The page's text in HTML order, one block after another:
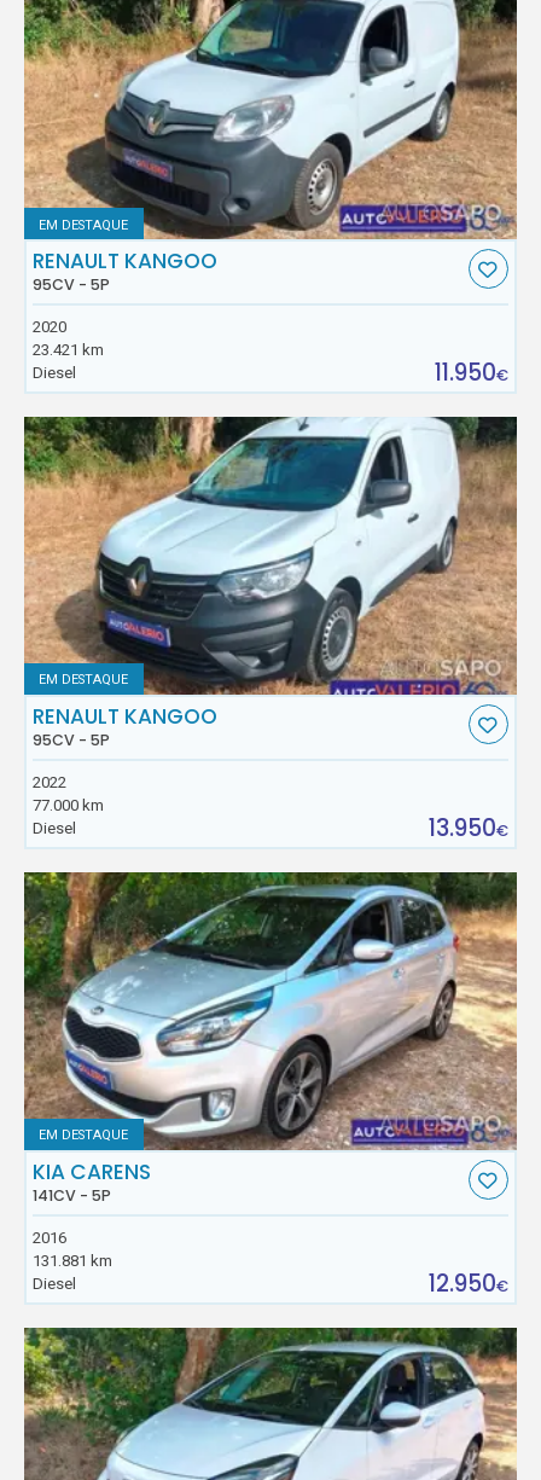
EM DESTAQUE
RENAULT KANGOO
95CV - 5P
2020
23.421 km
Diesel
11.950€
EM DESTAQUE
RENAULT KANGOO
95CV - 5P
2022
77.000 km
Diesel
13.950€
EM DESTAQUE
KIA CARENS
141CV - 5P
2016
131.881 km
Diesel
12.950€